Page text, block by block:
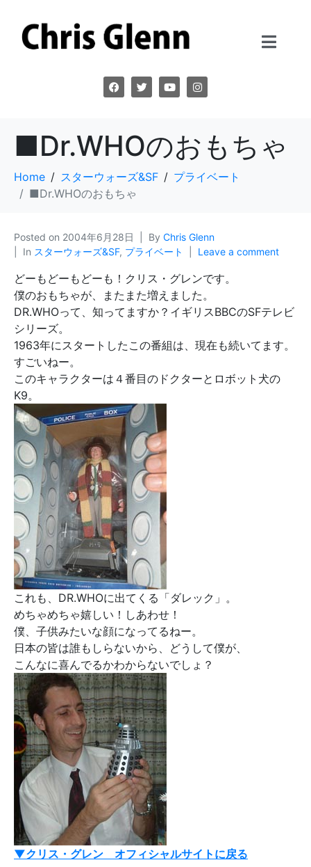
■Dr.WHOのおもちゃ
Home スターウォーズ&SF
プライベート
■Dr.WHOのおもちゃ
Posted on 2004年6月28日 By Chris Glenn
In スターウォーズ&SF, プライベート Leave a comment
どーもどーもどーも！クリス・グレンです。
僕のおもちゃが、またまた増えました。
DR.WHOって、知ってますか？イギリスBBCのSFテレビ
シリーズ。
1963年にスタートしたこの番組は、現在も続いてます。
すごいねー。
このキャラクターは４番目のドクターとロボット犬の
K9。
これも、DR.WHOに出てくる「ダレック」。
めちゃめちゃ嬉しい！しあわせ！
僕、子供みたいな顔になってるねー。
日本の皆は誰もしらないから、どうして僕が、
こんなに喜んでるかわからないでしょ？
▼クリス・グレン オフィシャルサイトに戻る